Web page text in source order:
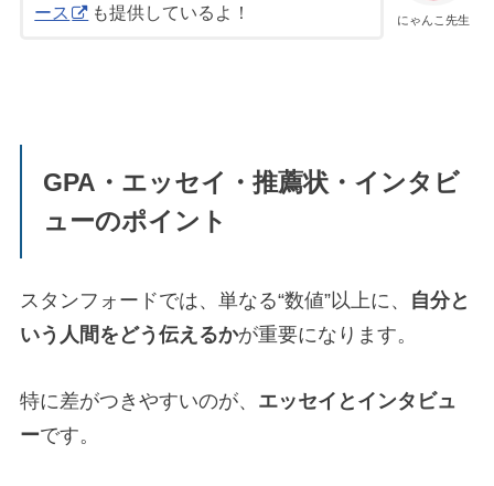
にゃんこ先生
ース
も提供しているよ！
GPA・エッセイ・推薦状・インタビ
ューのポイント
スタンフォードでは、単なる“数値”以上に、 自分と
いう人間をどう伝えるかが重要になります。
特に差がつきやすいのが、 エッセイとインタビュ
ーです。